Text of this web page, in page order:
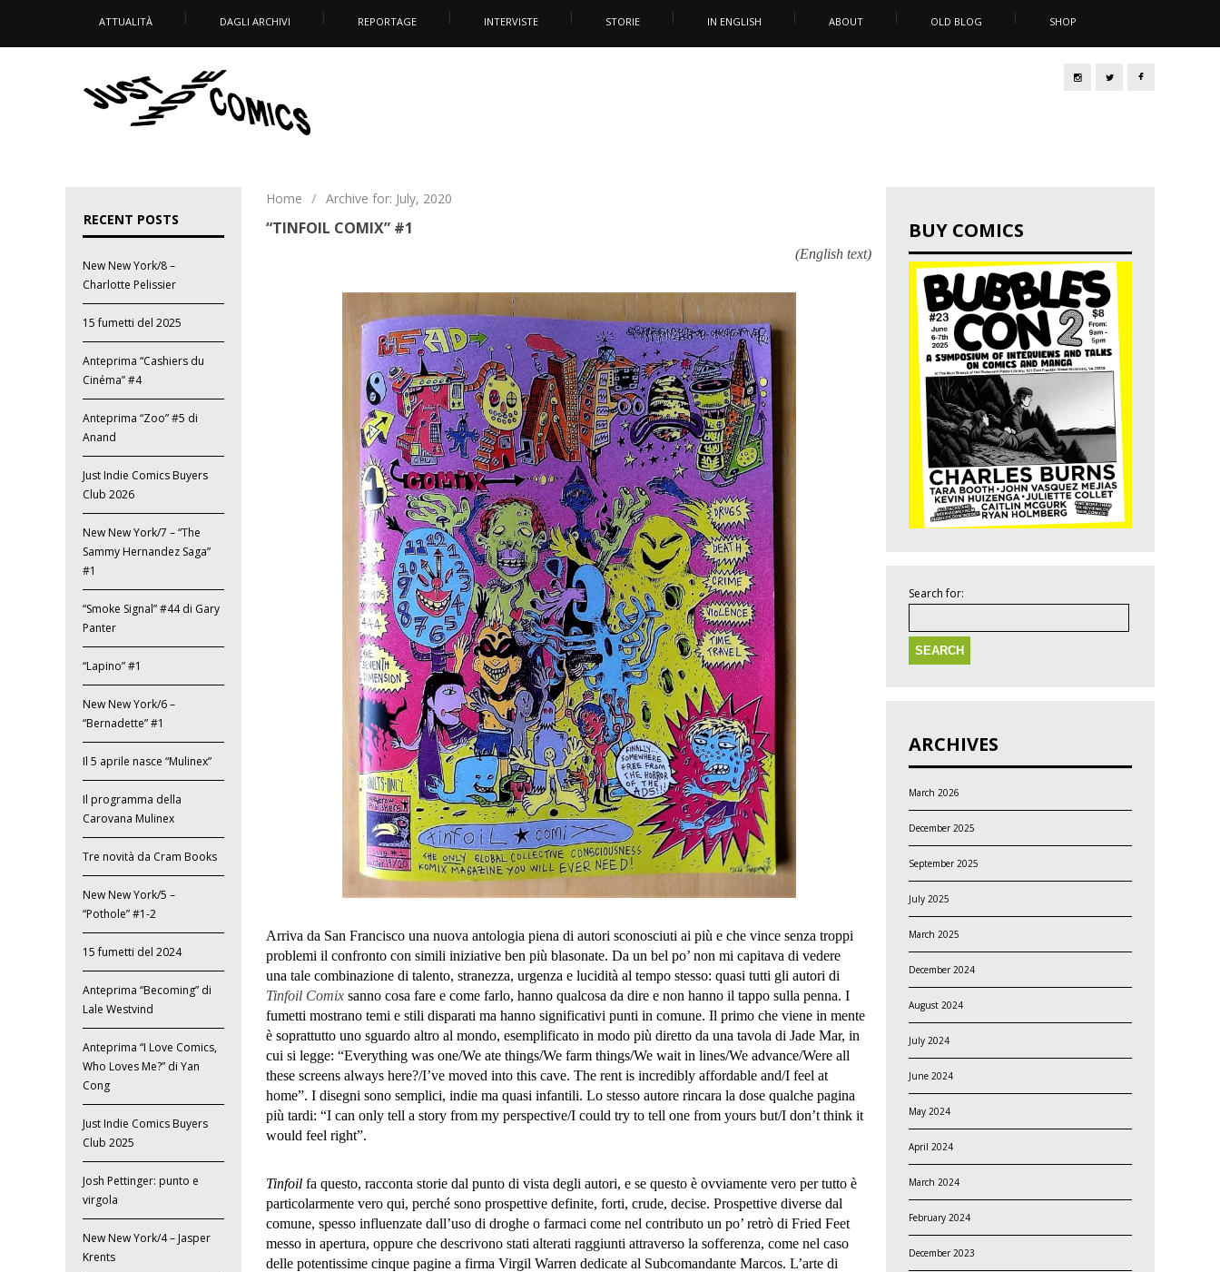
ATTUALITÀ DAGLI ARCHIVI REPORTAGE INTERVISTE STORIE IN ENGLISH ABOUT OLD BLOG SHOP
Home / Archive for: July, 2020
“TINFOIL COMIX” #1
(English text)
Arriva da San Francisco una nuova antologia piena di autori sconosciuti ai più e che vince senza troppi
problemi il confronto con simili iniziative ben più blasonate. Da un bel po’ non mi capitava di vedere
una tale combinazione di talento, stranezza, urgenza e lucidità al tempo stesso: quasi tutti gli autori di
Tinfoil Comix sanno cosa fare e come farlo, hanno qualcosa da dire e non hanno il tappo sulla penna. I
fumetti mostrano temi e stili disparati ma hanno significativi punti in comune. Il primo che viene in mente
è soprattutto uno sguardo altro al mondo, esemplificato in modo più diretto da una tavola di Jade Mar, in
cui si legge: “Everything was one/We ate things/We farm things/We wait in lines/We advance/Were all
these screens always here?/I’ve moved into this cave. The rent is incredibly affordable and/I feel at
home”. I disegni sono semplici, indie ma quasi infantili. Lo stesso autore rincara la dose qualche pagina
più tardi: “I can only tell a story from my perspective/I could try to tell one from yours but/I don’t think it
would feel right”.
Tinfoil fa questo, racconta storie dal punto di vista degli autori, e se questo è ovviamente vero per tutto è
particolarmente vero qui, perché sono prospettive definite, forti, crude, decise. Prospettive diverse dal
comune, spesso influenzate dall’uso di droghe o farmaci come nel contributo un po’ retrò di Fried Feet
messo in apertura, oppure che descrivono stati alterati raggiunti attraverso la sofferenza, come nel caso
delle potentissime cinque pagine a firma Virgil Warren dedicate al Subcomandante Marcos. L’arte di
RECENT POSTS
New New York/8 –
Charlotte Pelissier
15 fumetti del 2025
Anteprima “Cashiers du
Cinéma” #4
Anteprima “Zoo” #5 di
Anand
Just Indie Comics Buyers
Club 2026
New New York/7 – “The
Sammy Hernandez Saga”
#1
“Smoke Signal” #44 di Gary
Panter
“Lapino” #1
New New York/6 –
“Bernadette” #1
Il 5 aprile nasce “Mulinex”
Il programma della
Carovana Mulinex
Tre novità da Cram Books
New New York/5 –
“Pothole” #1-2
15 fumetti del 2024
Anteprima “Becoming” di
Lale Westvind
Anteprima “I Love Comics,
Who Loves Me?” di Yan
Cong
Just Indie Comics Buyers
Club 2025
Josh Pettinger: punto e
virgola
New New York/4 – Jasper
Krents
BUY COMICS
Search for:
ARCHIVES
March 2026
December 2025
September 2025
July 2025
March 2025
December 2024
August 2024
July 2024
June 2024
May 2024
April 2024
March 2024
February 2024
December 2023